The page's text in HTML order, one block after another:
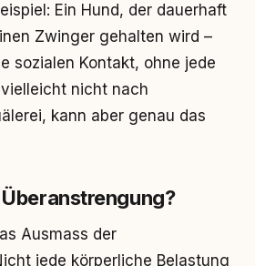
Ein Hund, der dauerhaft
Zwinger gehalten wird –
sozialen Kontakt, ohne jede
nicht nach
kann aber genau das
Ausmass der
jede körperliche Belastung